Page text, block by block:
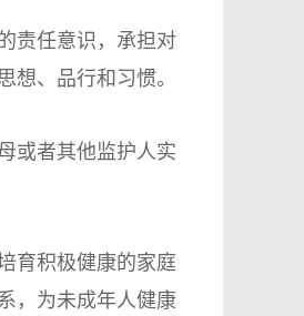
责任意识，承担对
想、品行和习惯。
或者其他监护人实
育积极健康的家庭
，为未成年人健康